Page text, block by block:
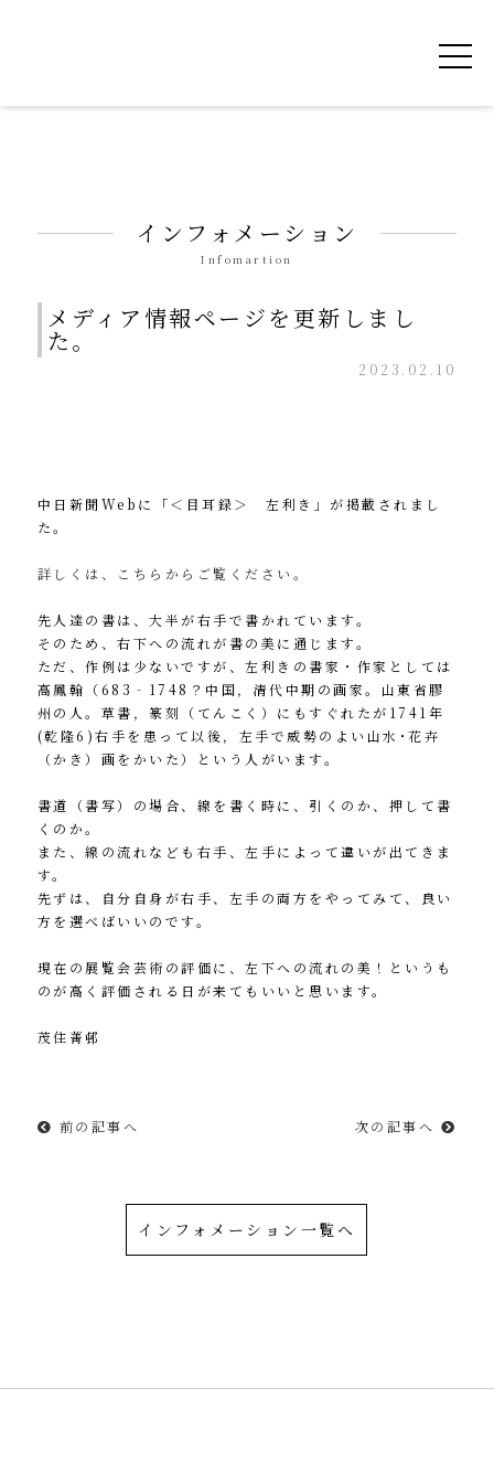
令和を書いた書道家「茂住 菁邨（もずみ せ
インフォメーション
Infomartion
メディア情報ページを更新しまし
た。
2023.02.10
中日新聞Webに「＜目耳録＞ 左利き」が掲載されまし
た。
詳しくは、こちらからご覧ください。
先人達の書は、大半が右手で書かれています。
そのため、右下への流れが書の美に通じます。
ただ、作例は少ないですが、左利きの書家・作家としては
高鳳翰（683‐1748？中国，清代中期の画家。山東省膠
州の人。草書，篆刻（てんこく）にもすぐれたが1741年
(乾隆6)右手を患って以後，左手で威勢のよい山水･花卉
（かき）画をかいた）という人がいます。
書道（書写）の場合、線を書く時に、引くのか、押して書
くのか。
また、線の流れなども右手、左手によって違いが出てきま
す。
先ずは、自分自身が右手、左手の両方をやってみて、良い
方を選べばいいのです。
現在の展覧会芸術の評価に、左下への流れの美！というも
のが高く評価される日が来てもいいと思います。
茂住菁邨
前の記事へ 次の記事へ
インフォメーション一覧へ